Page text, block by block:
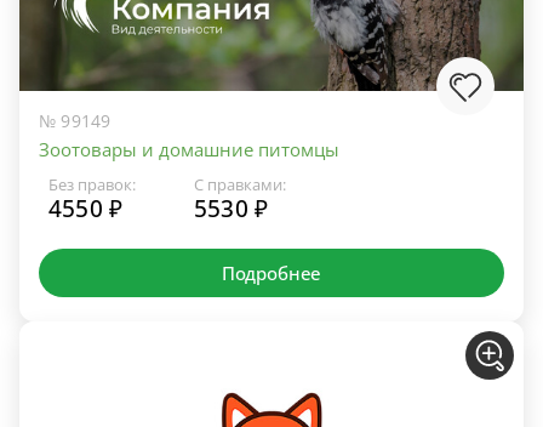
№ 99149
Зоотовары и домашние питомцы
Без правок:
4550 ₽
С правками:
5530 ₽
Подробнее